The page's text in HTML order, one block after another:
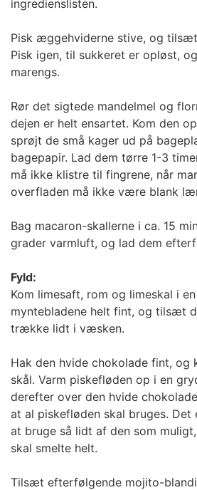
ingredienslisten.
Pisk æggehviderne stive, og
Pisk igen, til sukkeret er opløst,
marengs.
Rør det sigtede mandelmel og
dejen er helt ensartet. Kom den
sprøjt de små kager ud på
bagepapir. Lad dem tørre 1-3
må ikke klistre til fingrene, når
overfladen må ikke være blank
Bag macaron-skallerne i ca. 15
grader varmluft, og lad dem
Fyld:
Kom limesaft, rom og limeskal i
myntebladene helt fint, og tilsæt
trække lidt i væsken.
Hak den hvide chokolade fint, og
skål. Varm piskefløden op i en
derefter over den hvide
at al piskefløden skal bruges.
at bruge så lidt af den som
skal smelte helt.
Tilsæt efterfølgende mojito-